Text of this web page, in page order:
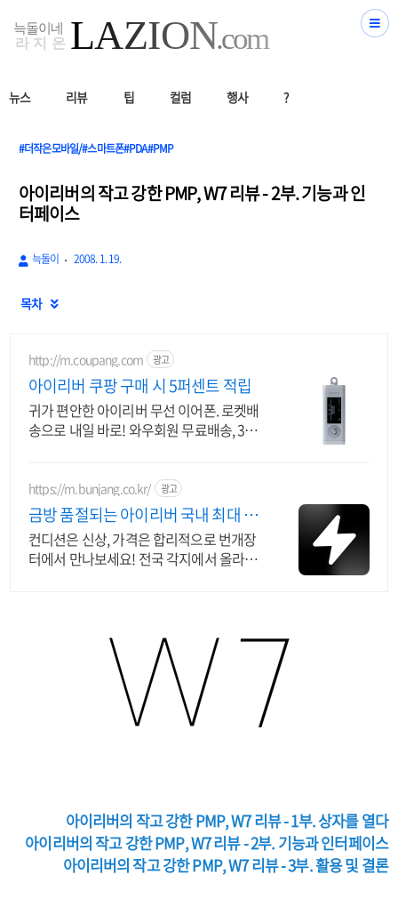
뉴스 리뷰 팁 컬럼 행사 ?
#더작은모바일/#스마트폰#PDA#PMP
아이리버의 작고 강한 PMP, W7 리뷰 - 2부. 기능과 인
터페이스
늑돌이 2008. 1. 19.
목차 
http://m.coupang.com 광고
아이리버 쿠팡 구매 시 5퍼센트 적립
귀가 편안한 아이리버 무선 이어폰. 로켓배
송으로 내일 바로! 와우회원 무료배송, 30
https://m.bunjang.co.kr/ 광고
금방 품절되는 아이리버 국내 최대 브
랜드 중고거래
컨디션은 신상, 가격은 합리적으로 번개장
터에서 만나보세요! 전국 각지에서 올라오
아이리버의 작고 강한 PMP, W7 리뷰 - 1부. 상자를 열다
아이리버의 작고 강한 PMP, W7 리뷰 - 2부. 기능과 인터페이스
아이리버의 작고 강한 PMP, W7 리뷰 - 3부. 활용 및 결론